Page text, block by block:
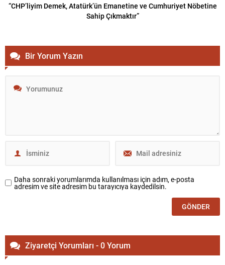
“CHP’liyim Demek, Atatürk’ün Emanetine ve Cumhuriyet Nöbetine
Sahip Çıkmaktır”
Bir Yorum Yazın
Daha sonraki yorumlarımda kullanılması için adım, e-posta
adresim ve site adresim bu tarayıcıya kaydedilsin.
Ziyaretçi Yorumları - 0 Yorum